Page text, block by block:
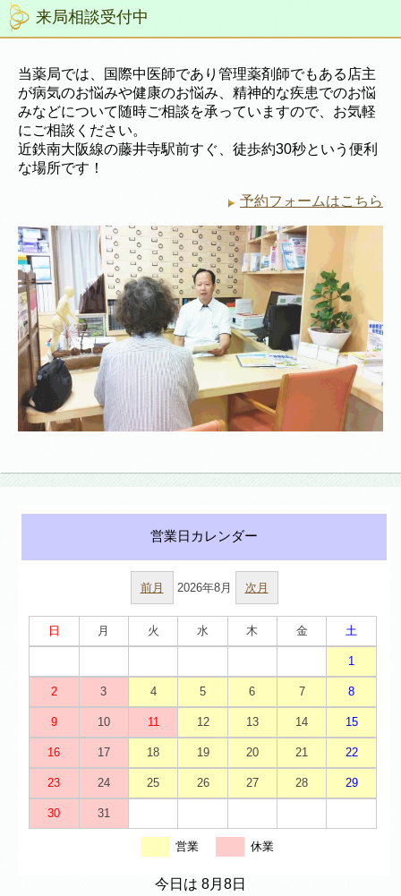
来局相談受付中
当薬局では、国際中医師であり管理薬剤師でもある店主
が病気のお悩みや健康のお悩み、精神的な疾患でのお悩
みなどについて随時ご相談を承っていますので、お気軽
にご相談ください。
近鉄南大阪線の藤井寺駅前すぐ、徒歩約30秒という便利
な場所です！
予約フォームはこちら
前月 2026年8月 次月
日 月 火 水 木 金 土
1
2 3 4 5 6 7 8
9 10 11 12 13 14 15
16 17 18 19 20 21 22
23 24 25 26 27 28 29
30 31
営業 休業
今日は 8月8日